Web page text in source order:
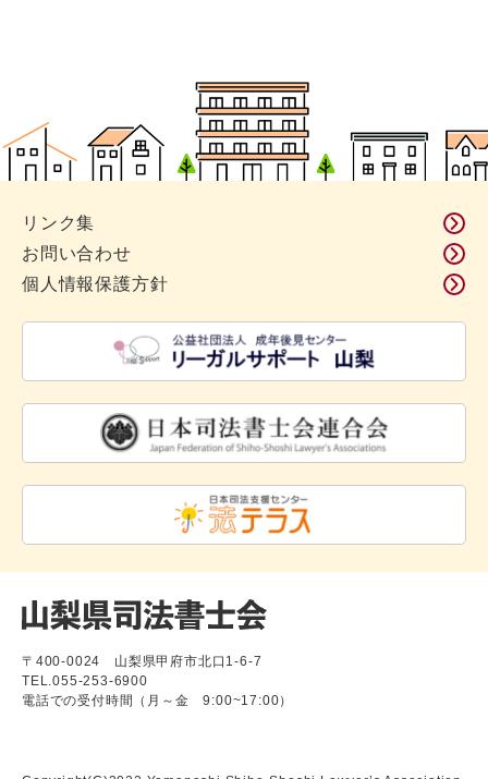
〒400-0024 山梨県甲府市北口1-6-7
TEL.055-253-6900
電話での受付時間（月～金 9:00~17:00）
リンク集
お問い合わせ
個人情報保護方針